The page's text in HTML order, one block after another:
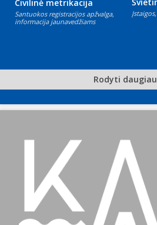
Civilinė metrikacija
Santuokos registracijos apžvalga,
informacija jaunavedžiams
Rodyti daugiau